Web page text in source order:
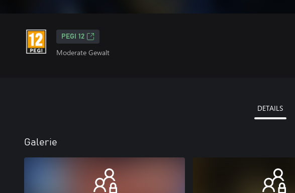
PEGI 12
Moderate Gewalt
DETAILS
Galerie